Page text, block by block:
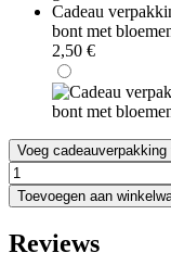
Cadeau
bont met
2,50 €
Voeg
Kayali
Eden
Sparkling
39
Toevoegen aan
Reviews